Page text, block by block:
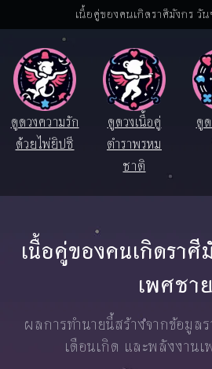
เนื้อคู่ของคนเกิดราศีมังกร วั
ดูดวงความรัก
ด้วยไพ่ยิปซี
ดูดวงเนื้อคู่
ตำราพรหม
ชาติ
ดู
เนื้อคู่ของคนเกิดรา
เพศชาย
ผลการทำนายนี้สร้างจากข้อมูล
เดือนเกิด และพลังงาน